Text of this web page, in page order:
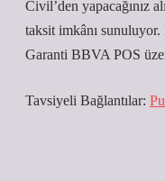
Civil’den yapacağınız
taksit imkânı
Garanti BBVA POS
Tavsiyeli Bağlantılar: